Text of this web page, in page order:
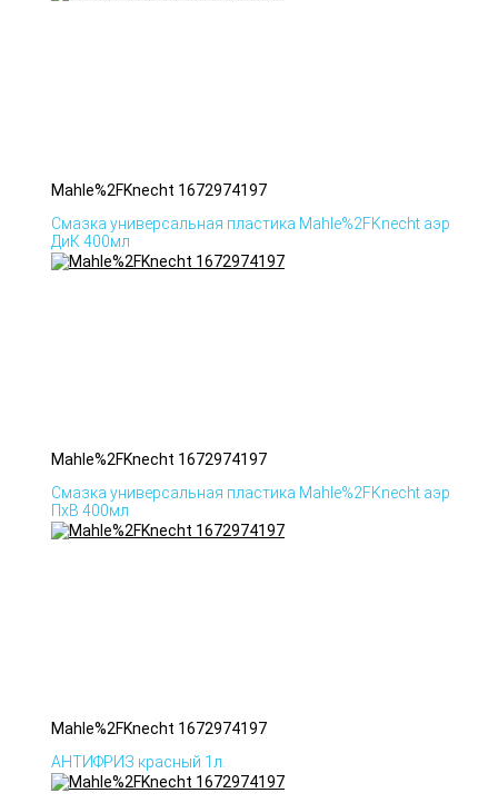
Mahle%2FKnecht 1672974197
Смазка универсальная пластика Mahle%2FKnecht аэр
ДиК 400мл
Mahle%2FKnecht 1672974197
Смазка универсальная пластика Mahle%2FKnecht аэр
ПхВ 400мл
Mahle%2FKnecht 1672974197
АНТИФРИЗ красный 1л.